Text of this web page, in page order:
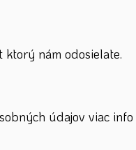
nám odosielate.
údajov viac info